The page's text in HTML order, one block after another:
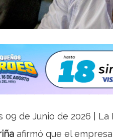
09 de Junio de 2026 |
afirmó que el